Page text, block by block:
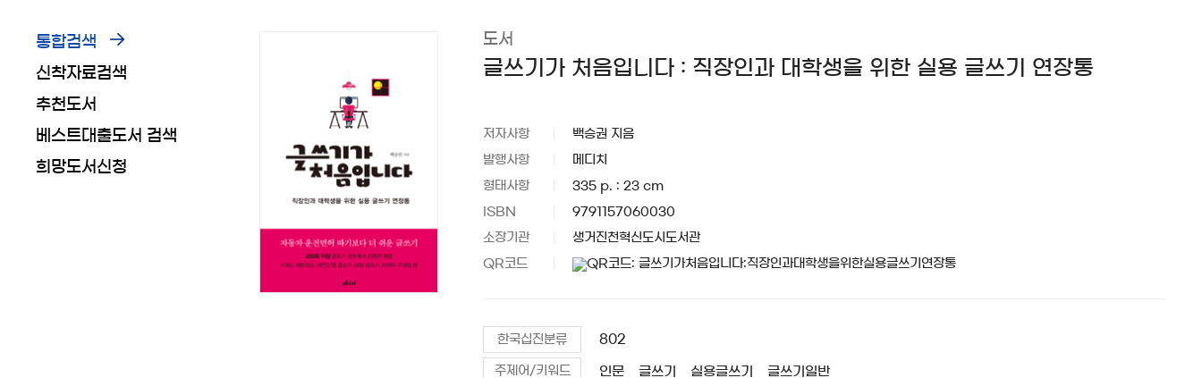
통합검색
신착자료검색
추천도서
베스트대출도서 검색
희망도서신청
도서
글쓰기가 처음입니다 : 직장인과 대학생을 위한 실용 글쓰기 연장통
저자사항 백승권 지음
발행사항 메디치
형태사항 335 p. : 23 cm
ISBN 9791157060030
소장기관 생거진천혁신도시도서관
QR코드
한국십진분류 802
주제어/키워드 인문 글쓰기 실용글쓰기 글쓰기일반